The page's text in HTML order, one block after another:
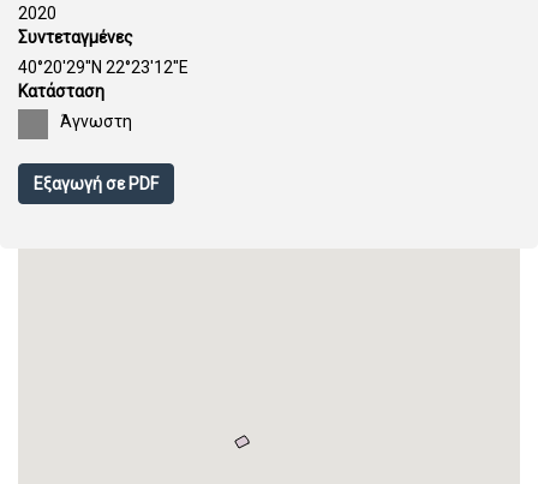
2020
Συντεταγμένες
40°20'29''N 22°23'12''E
Κατάσταση
Άγνωστη
Εξαγωγή σε PDF